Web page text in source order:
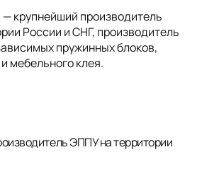
крупнейший производитель
России и СНГ, производитель
пружинных блоков,
мебельного клея.
ЭППУ на территории